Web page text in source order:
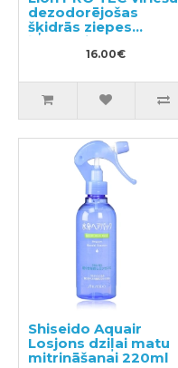
dezodorējošas
šķidrās ziepes
ķermenim 420ml
16.00€
Shiseido Aquair
Losjons dziļai matu
mitrināšanai 220ml